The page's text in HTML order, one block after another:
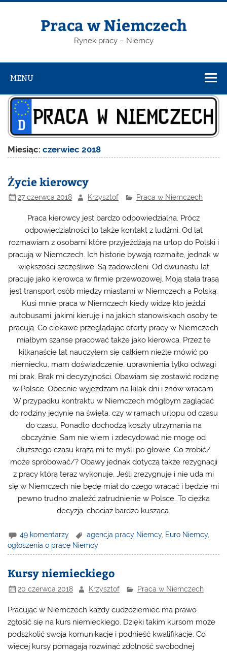
Skip
Praca w Niemczech
Rynek pracy – Niemcy
MENU
Miesiąc:czerwiec 2018
Życie kierowcy
27 czerwca 2018 Krzysztof Praca w Niemczech
Praca kierowcy jest bardzo odpowiedzialna. Prócz
odpowiedzialności to także kontakt z ludźmi. Od lat
rozmawiam z osobami które przyjeżdżają na urlop do Polski i
pracują w Niemczech. Ich historie bywają rozmaite, jednak w
większości szczęśliwe. Są zadowoleni. Od dwunastu lat
pracuję jako kierowca w firmie przewozowej. Moją stała trasą
jest transport osób między miastami w Niemczech a Polską.
Kusi mnie praca w Niemczech kiedy widzę kto jeździ
autobusami, jakimi kieruję i na jakich stanowiskach osoby te
pracują. Co ciekawe przeglądając oferty pracy w Niemczech
miałbym szanse pracować także jako kierowca. Przez te
kilkanaście lat nauczyłem się całkiem nieźle mówić po
niemiecku, mam doświadczenie, uprawnienia tylko odwagi
mi brak. Brak mi decyzyjności. Obawiam się zostawić rodzinę
w Polsce. Obecnie wyjeżdżam na kilak dni i znów wracam.
W przypadku kontraktu w Niemczech mógłbym zaglądać
do rodziny jedynie na święta, czy w ramach urlopu od czasu
do czasu. Ponadto dochodzą koszty utrzymania na
obczyźnie. Sam nie wiem i zdecydować nie mogę od
dłuższego czasu krążą mi te myśli po głowie. Co zrobić/
może spróbować/? Obawy jednak dotyczą także rezygnacji
z pracy którą teraz wykonuje. Jeśli zrezygnuję i nie uda mi
się w Niemczech nie będę miał do czego wracać i będzie mi
pewno trudno znaleźć zatrudnienie w Polsce. To ciężka
decyzja, chociaż bardzo kusząca.
49 komentarzy agencja pracy Niemcy, Euro Niemcy,
ogłoszenia o pracę Niemcy
Kursy niemieckiego
20 czerwca 2018 Krzysztof Praca w Niemczech
Pracując w Niemczech każdy cudzoziemiec ma prawo
zgłosić się na kurs niemieckiego. Dzięki takim kursom może
podszkolić swoja komunikacje i podnieść kwalifikacje. Co
więcej kursy pomagają rozwinąć zdolność swobodnej